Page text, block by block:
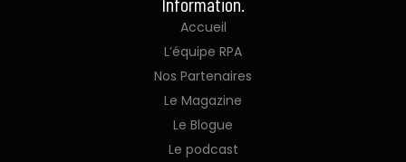
Accueil
L’équipe RPA
Nos Partenaires
Le Magazine
Le Blogue
Le podcast